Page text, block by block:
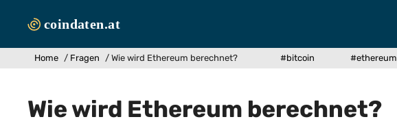
Inhalt
Home / Fragen / Wie wird Ethereum berechnet? #bitcoin #ethereum
Wie wird Ethereum berechnet?